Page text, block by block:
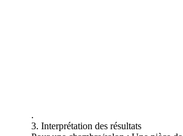
.
3. Interprétation des résultats